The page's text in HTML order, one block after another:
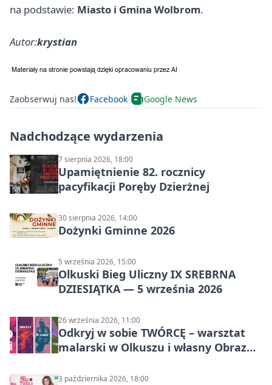
na podstawie: Miasto i Gmina Wolbrom.
Autor:krystian
Zaobserwuj nas! Facebook Google News
Nadchodzące wydarzenia
7 sierpnia 2026, 18:00
Upamiętnienie 82. rocznicy
pacyfikacji Poręby Dzierżnej
30 sierpnia 2026, 14:00
Dożynki Gminne 2026
5 września 2026, 15:00
Olkuski Bieg Uliczny IX SREBRNA
DZIESIĄTKA — 5 września 2026
26 września 2026, 11:00
Odkryj w sobie TWÓRCĘ – warsztat
malarski w Olkuszu i własny Obraz
3 października 2026, 18:00